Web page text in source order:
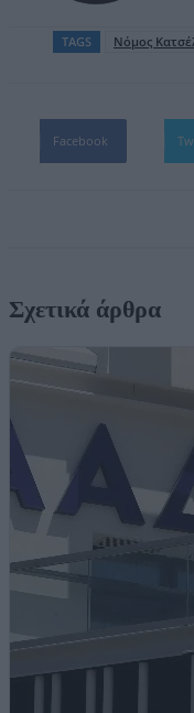
TAGS Νόμος
Facebook
Σχετικά άρθρα